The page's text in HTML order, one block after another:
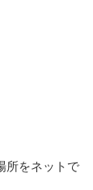
所をネットで